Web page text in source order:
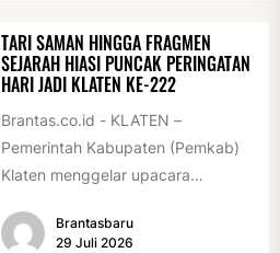
TARI SAMAN HINGGA FRAGMEN
SEJARAH HIASI PUNCAK PERINGATAN
HARI JADI KLATEN KE-222
Brantas.co.id - KLATEN –
Pemerintah Kabupaten (Pemkab)
Klaten menggelar upacara
di Alun-alun Klaten, Selasa
Brantasbaru
29 Juli 2026